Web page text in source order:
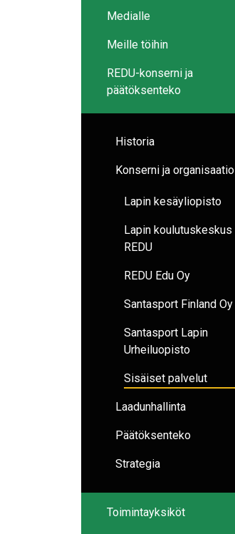
Medialle
Meille töihin
REDU-konserni ja
päätöksenteko
Historia
Konserni ja organisaatio
Lapin kesäyliopisto
Lapin koulutuskeskus
REDU
REDU Edu Oy
Santasport Finland Oy
Santasport Lapin
Urheiluopisto
Sisäiset palvelut
Laadunhallinta
Päätöksenteko
Strategia
Toimintayksiköt